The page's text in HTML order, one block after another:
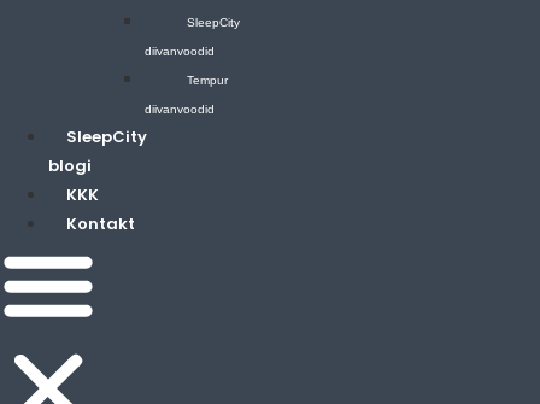
SleepCity
diivanvoodid
Tempur
diivanvoodid
SleepCity
blogi
KKK
Kontakt